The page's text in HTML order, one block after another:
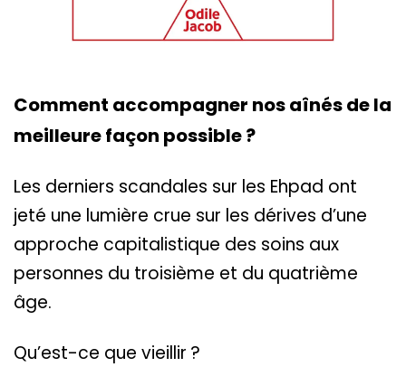
Comment accompagner nos aînés de la
meilleure façon possible ?
Les derniers scandales sur les Ehpad ont
jeté une lumière crue sur les dérives d’une
approche capitalistique des soins aux
personnes du troisième et du quatrième
âge.
Qu’est-ce que vieillir ?